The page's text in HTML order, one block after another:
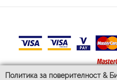
Политика за поверителност &